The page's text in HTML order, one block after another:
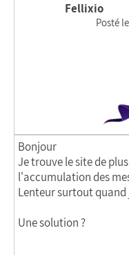
Fellixio
Posté
Bonjour
Je trouve le site de
l'accumulation des
Lenteur surtout quand
Une solution ?